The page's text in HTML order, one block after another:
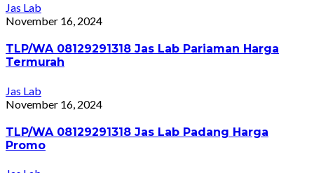
Jas Lab
November 16, 2024
TLP/WA 08129291318 Jas Lab Pariaman Harga
Termurah
Jas Lab
November 16, 2024
TLP/WA 08129291318 Jas Lab Padang Harga
Promo